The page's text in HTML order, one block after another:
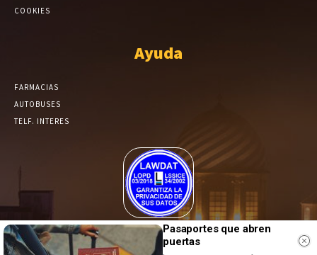
COOKIES
Ayuda
FARMACIAS
AUTOBUSES
TELF. INTERES
El Periódico de Yecla alcanza un grado más de compromiso en el
tratamiento de sus datos.
Pasaportes que abren
puertas